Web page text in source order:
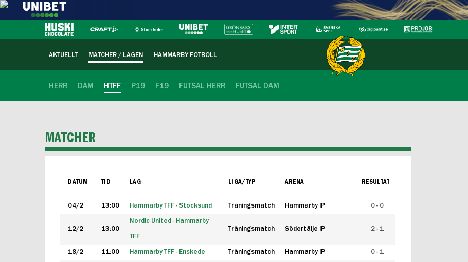
AKTUELLT MATCHER / LAGEN HAMMARBY FOTBOLL
HERR DAM HTFF P19 F19 FUTSAL HERR FUTSAL DAM
MATCHER
DATUM TID LAG LIGA/TYP ARENA RESULTAT
04/2 13:00 Hammarby TFF - Stocksund Träningsmatch Hammarby IP 0 - 0
12/2 13:00
Nordic United - Hammarby
TFF
Träningsmatch Södertälje IP 2 - 1
18/2 11:00 Hammarby TFF - Enskede Träningsmatch Hammarby IP 0 - 1